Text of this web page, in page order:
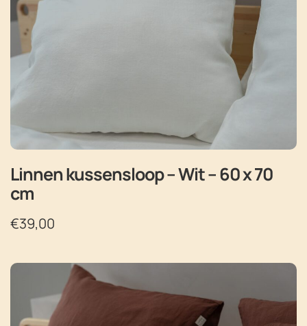
Linnen kussensloop – Wit – 60 x 70
cm
€39,00